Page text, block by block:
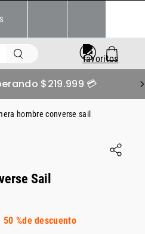
$219.999 💳
hombre converse sail
Sail
50 %de descuento